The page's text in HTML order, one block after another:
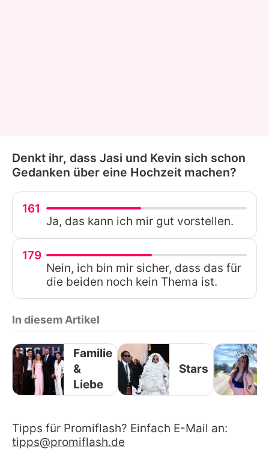
Denkt ihr, dass Jasi und Kevin sich schon
Gedanken über eine Hochzeit machen?
161
Ja, das kann ich mir gut vorstellen.
179
Nein, ich bin mir sicher, dass das für
die beiden noch kein Thema ist.
In diesem Artikel
Familie
&
Liebe
Stars
Tipps für Promiflash? Einfach E-Mail an:
tipps@promiflash.de